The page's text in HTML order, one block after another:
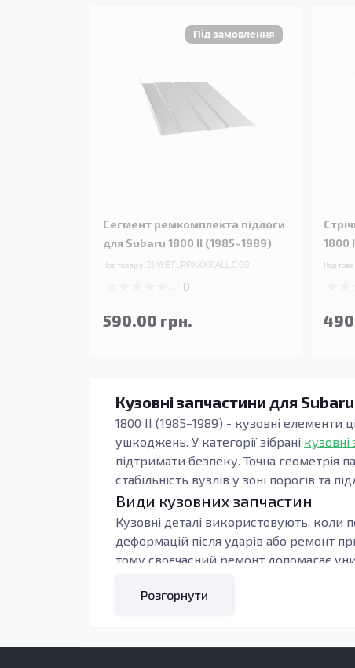
Сегмент ремкомплекта підлоги
для Subaru 1800 II (1985–1989)
Код товару: 21.WBFLRPXXXX.ALL.0.00
0
590.00 грн.
1800
Код
Кузовні запчастини для
1800 II (1985–1989) - кузовні елементи
ушкоджень. У категорії зібрані кузовні
підтримати безпеку. Точна геометрія
стабільність вузлів у зоні порогів та
Види кузовних запчастин
Кузовні деталі використовують, коли
деформацій після ударів або ремонт
тому своєчасний ремонт допомагає
Під час підбору орієнтуються на тип
Кому підходять ці запчастини
Розгорнути